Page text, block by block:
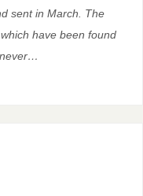
sent in March. The
have been found